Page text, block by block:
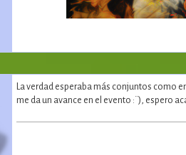
La verdad esperaba más conjuntos como
me da un avance en el evento :¨), espero